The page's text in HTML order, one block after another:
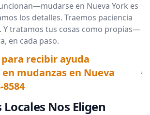
en Nueva York es
los detalles. Traemos paciencia
Y tratamos tus cosas como propias—
en cada paso.
recibir ayuda
mudanzas en Nueva
8584
Locales Nos Eligen